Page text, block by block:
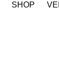
SHOP